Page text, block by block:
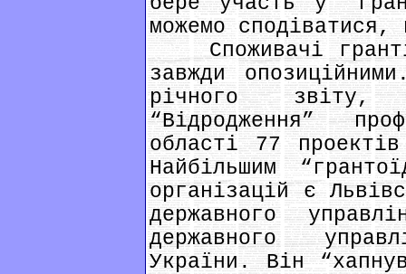
можемо сподіватися,
Споживачі
завжди
річного
“Відродження”
області 77
Найбільшим
організацій є
державного
державного
України. Він